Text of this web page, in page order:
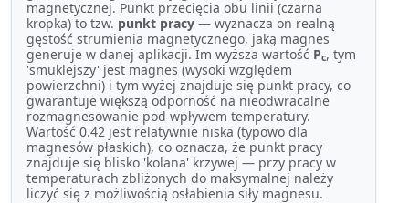
magnetycznej. Punkt przecięcia obu linii (czarna
kropka) to tzw. punkt pracy — wyznacza on realną
gęstość strumienia magnetycznego, jaką magnes
generuje w danej aplikacji. Im wyższa wartość Pc, tym
'smuklejszy' jest magnes (wysoki względem
powierzchni) i tym wyżej znajduje się punkt pracy, co
gwarantuje większą odporność na nieodwracalne
rozmagnesowanie pod wpływem temperatury.
Wartość 0.42 jest relatywnie niska (typowo dla
magnesów płaskich), co oznacza, że punkt pracy
znajduje się blisko 'kolana' krzywej — przy pracy w
temperaturach zbliżonych do maksymalnej należy
liczyć się z możliwością osłabienia siły magnesu.